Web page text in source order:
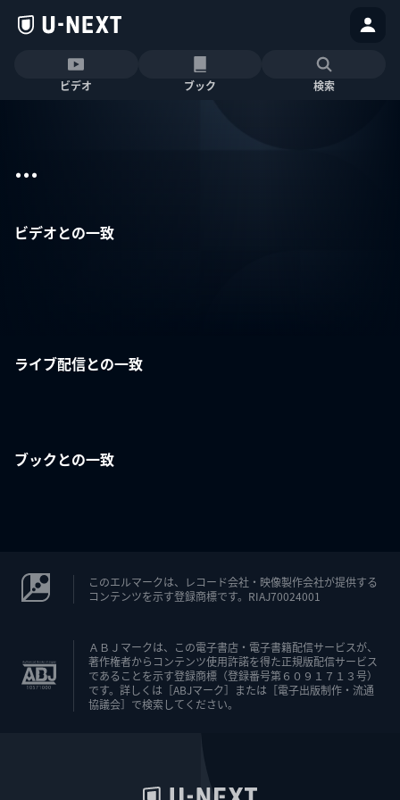
ビデオ ブック 検索
...
ビデオとの一致
ライブ配信との一致
ブックとの一致
このエルマークは、レコード会社・映像製作会社が提供する
コンテンツを示す登録商標です。RIAJ70024001
ＡＢＪマークは、この電子書店・電子書籍配信サービスが、
著作権者からコンテンツ使用許諾を得た正規版配信サービス
であることを示す登録商標（登録番号第６０９１７１３号）
です。詳しくは［ABJマーク］または［電子出版制作・流通
協議会］で検索してください。